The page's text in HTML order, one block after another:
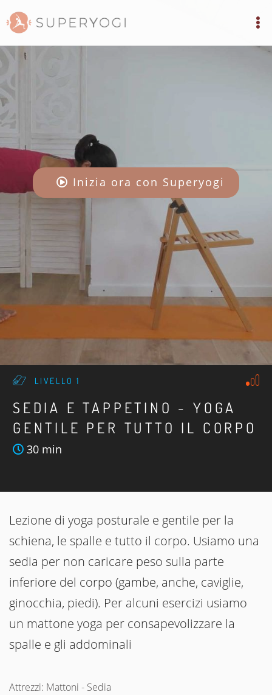
Inizia ora con Superyogi
LIVELLO 1
SEDIA E TAPPETINO - YOGA
GENTILE PER TUTTO IL CORPO
30 min
Lezione di yoga posturale e gentile per la
schiena, le spalle e tutto il corpo. Usiamo una
sedia per non caricare peso sulla parte
inferiore del corpo (gambe, anche, caviglie,
ginocchia, piedi). Per alcuni esercizi usiamo
un mattone yoga per consapevolizzare la
spalle e gli addominali
Attrezzi: Mattoni - Sedia